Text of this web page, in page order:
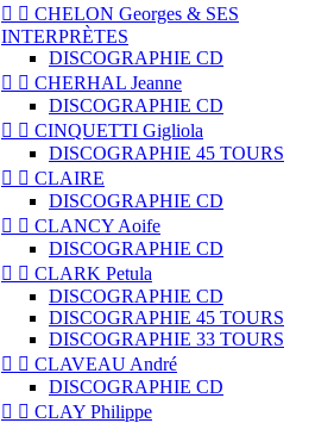
  CHELON Georges & SES
INTERPRÈTES
DISCOGRAPHIE CD
  CHERHAL Jeanne
DISCOGRAPHIE CD
  CINQUETTI Gigliola
DISCOGRAPHIE 45 TOURS
  CLAIRE
DISCOGRAPHIE CD
  CLANCY Aoife
DISCOGRAPHIE CD
  CLARK Petula
DISCOGRAPHIE CD
DISCOGRAPHIE 45 TOURS
DISCOGRAPHIE 33 TOURS
  CLAVEAU André
DISCOGRAPHIE CD
  CLAY Philippe